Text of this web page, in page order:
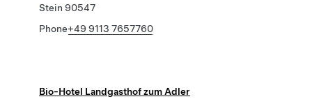
Stein 90547
Phone+49 9113 7657760
Bio-Hotel Landgasthof zum Adler